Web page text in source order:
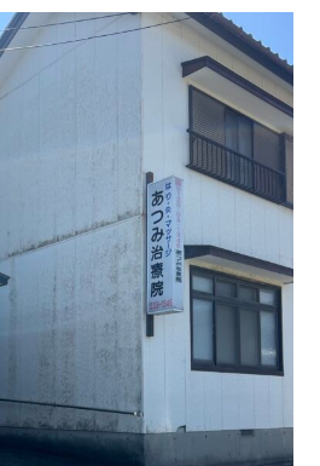
・DENTOUの家一覧
・MARUTAの家一覧
・CUSTOM
ORDERの家一覧
・REFORMの家一覧
鈴茂の家づくり
建物いろいろ
お家見守り隊